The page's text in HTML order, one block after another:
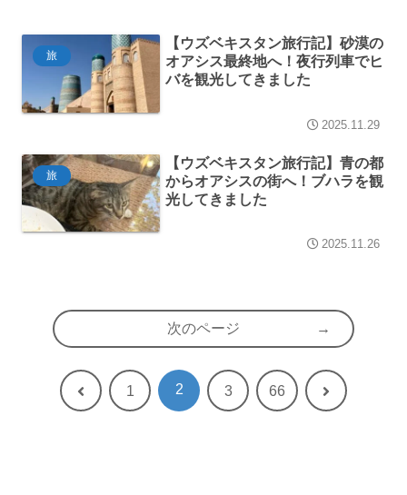
旅
【ウズベキスタン旅行記】砂漠の
オアシス最終地へ！夜行列車でヒ
バを観光してきました
2025.11.29
旅
【ウズベキスタン旅行記】青の都
からオアシスの街へ！ブハラを観
光してきました
2025.11.26
次のページ
前 1 2 3 66 次